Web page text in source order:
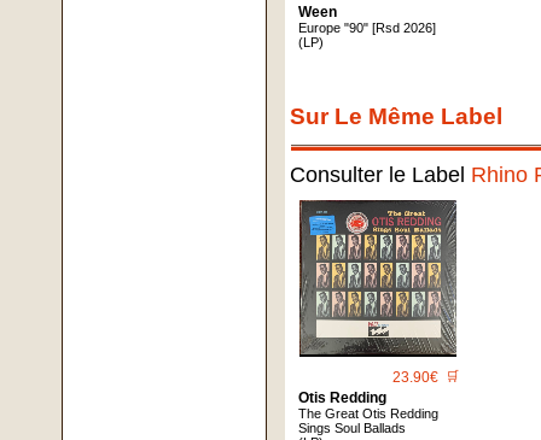
Ween
Europe "90" [Rsd 2026]
(LP)
Sur Le Même Label
Consulter le Label Rhino
23.90€ 🛒
Otis Redding
The Great Otis Redding
Sings Soul Ballads